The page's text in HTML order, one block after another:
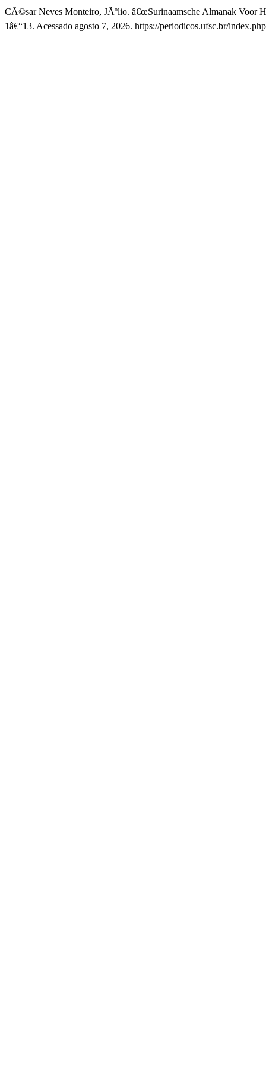
CÃ©sar Neves Monteiro, JÃºlio. â€œSurinaamsche Almanak Voor
1â€“13. Acessado agosto 7, 2026. https://periodicos.ufsc.br/